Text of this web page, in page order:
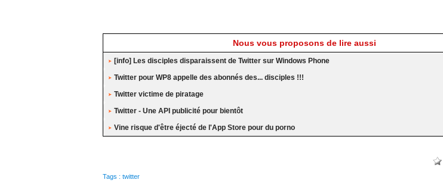
Nous vous proposons de lire aussi
[info] Les disciples disparaissent de Twitter sur Windows Phone
Twitter pour WP8 appelle des abonnés des... disciples !!!
Twitter victime de piratage
Twitter - Une API publicité pour bientôt
Vine risque d'être éjecté de l'App Store pour du porno
Tags : twitter